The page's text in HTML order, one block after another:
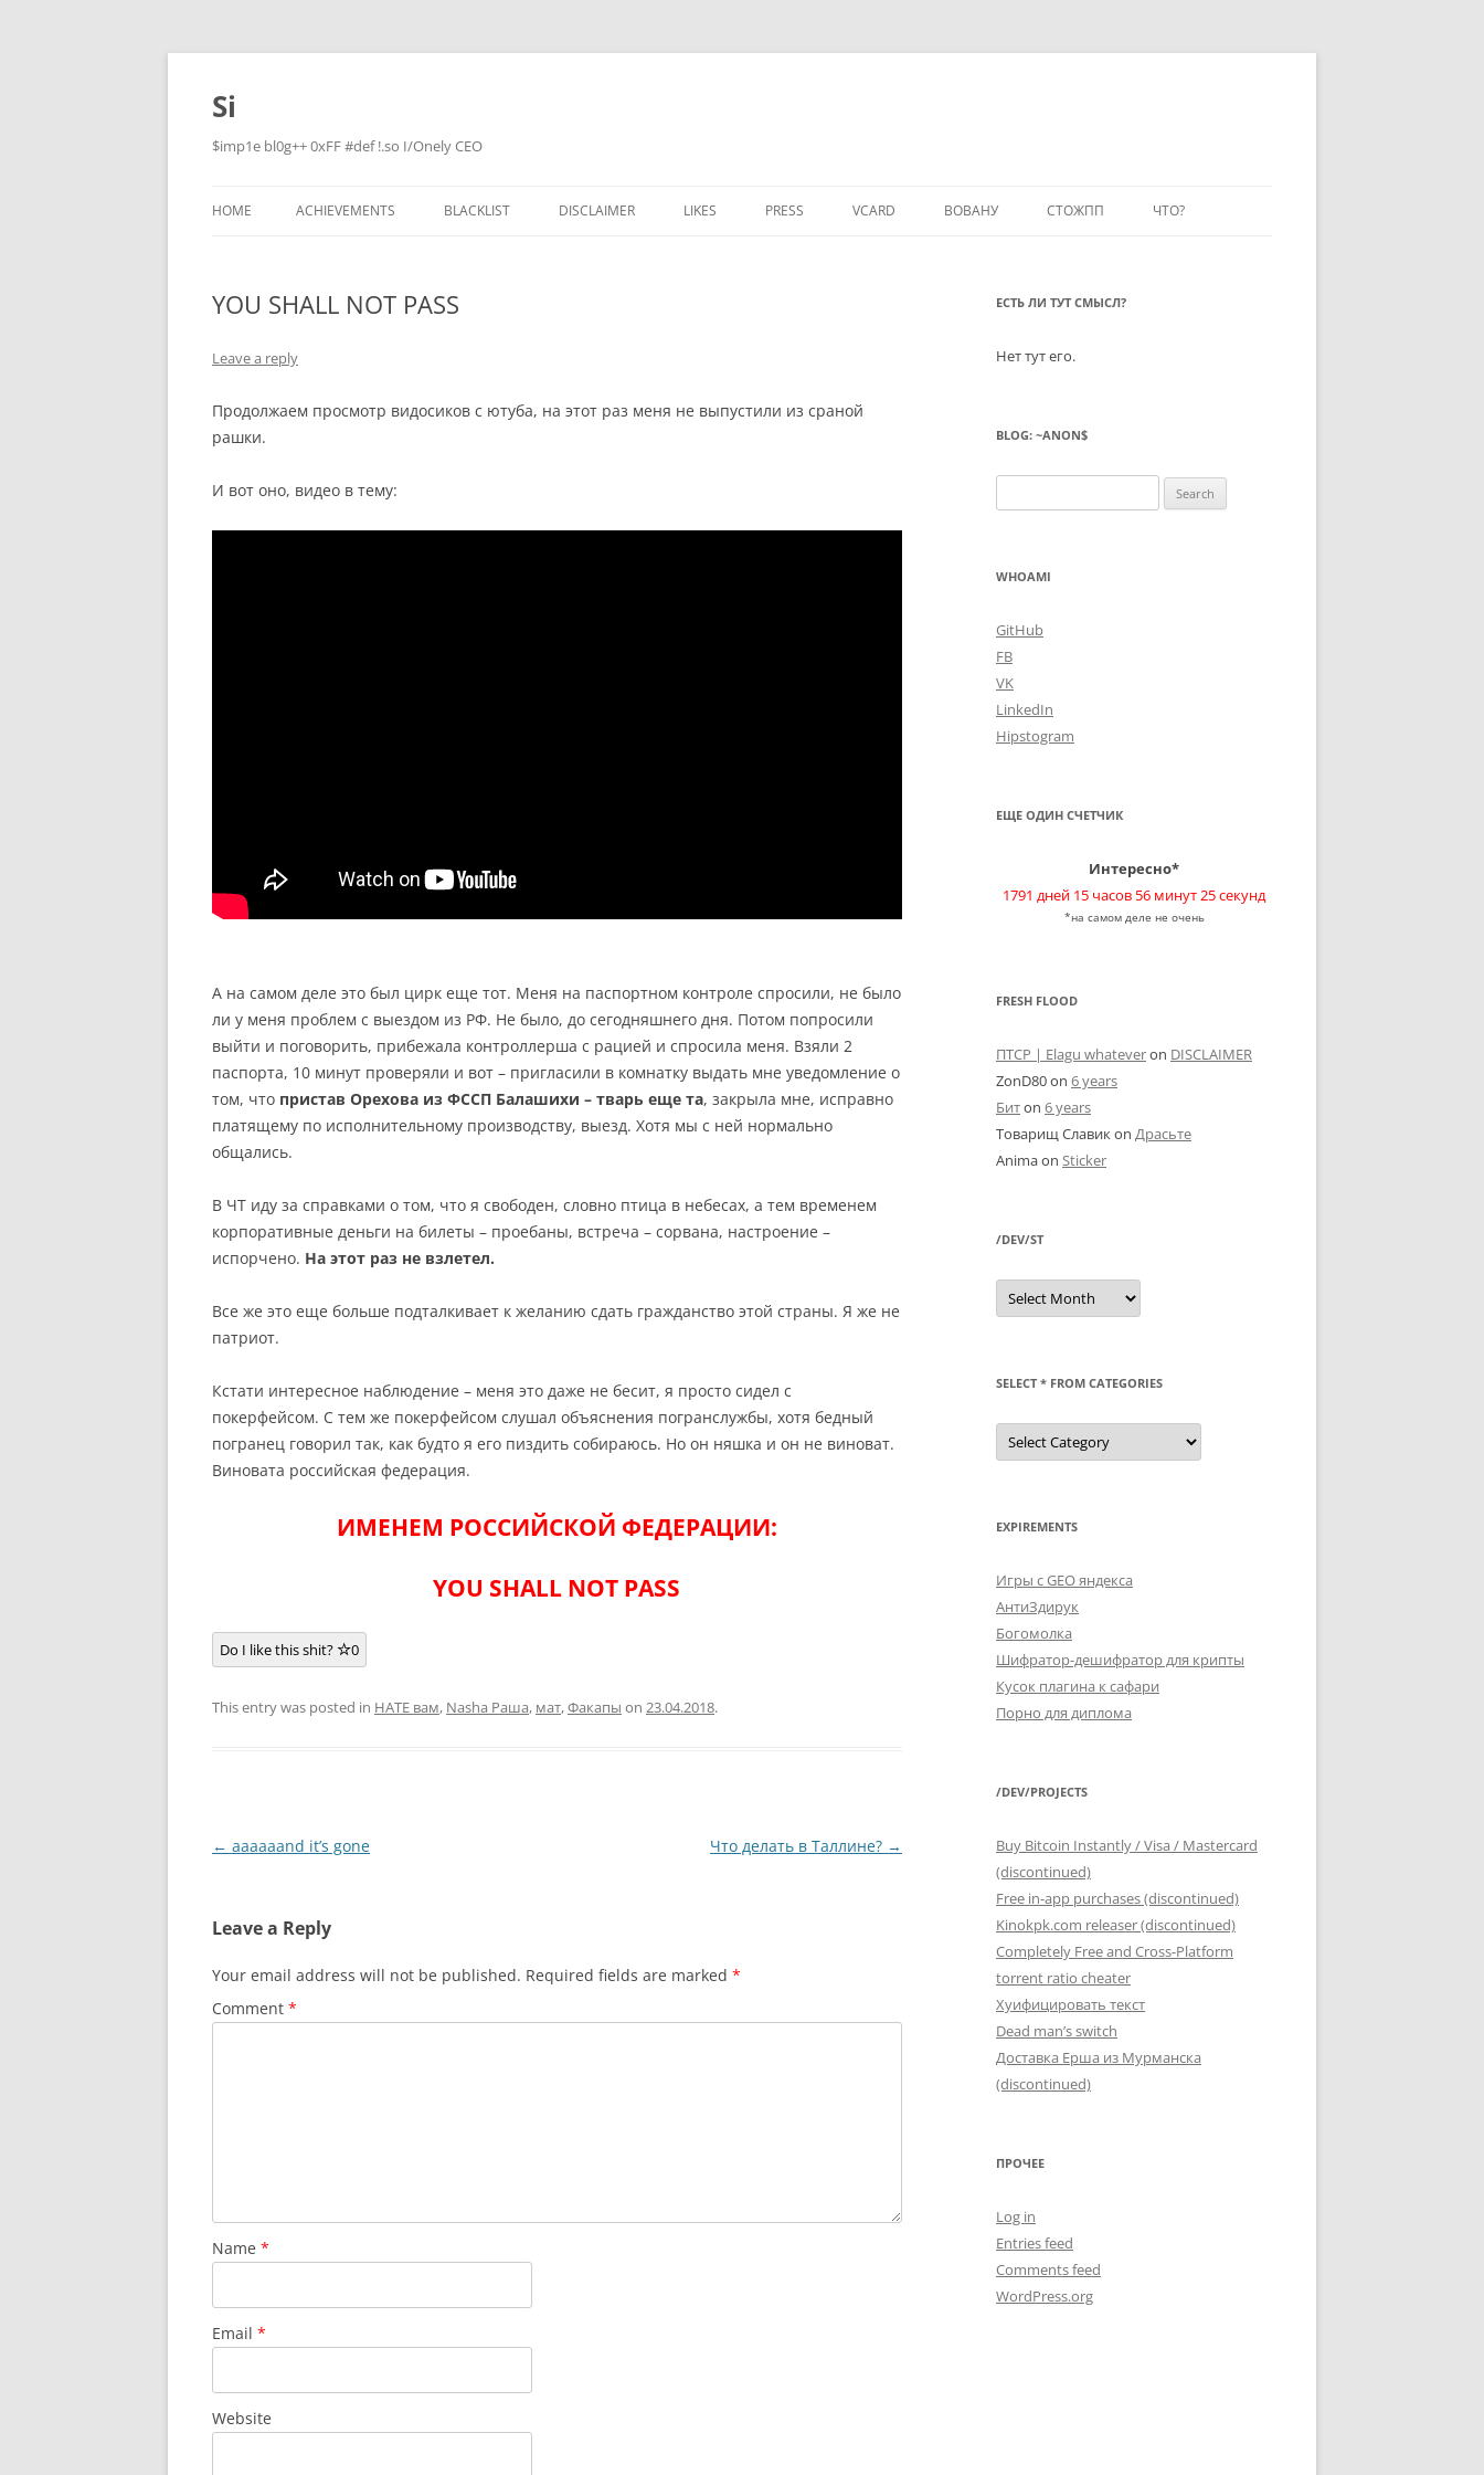
Skip
content
Si
$imp1e bl0g++ 0xFF #def !.so I/Onely CEO
HOME ACHIEVEMENTS BLACKLIST DISCLAIMER LIKES PRESS VCARD ВОВАНУ СТОЖПП ЧТО?
YOU SHALL NOT PASS
Leave a reply
Продолжаем просмотр видосиков с ютуба, на этот раз меня не выпустили из сраной
рашки.
И вот оно, видео в тему:
А на самом деле это был цирк еще тот. Меня на паспортном контроле спросили, не было
ли у меня проблем с выездом из РФ. Не было, до сегодняшнего дня. Потом попросили
выйти и поговорить, прибежала контроллерша с рацией и спросила меня. Взяли 2
паспорта, 10 минут проверяли и вот – пригласили в комнатку выдать мне уведомление о
том, что пристав Орехова из ФССП Балашихи – тварь еще та, закрыла мне, исправно
платящему по исполнительному производству, выезд. Хотя мы с ней нормально
общались.
В ЧТ иду за справками о том, что я свободен, словно птица в небесах, а тем временем
корпоративные деньги на билеты – проебаны, встреча – сорвана, настроение –
испорчено. На этот раз не взлетел.
Все же это еще больше подталкивает к желанию сдать гражданство этой страны. Я же не
патриот.
Кстати интересное наблюдение – меня это даже не бесит, я просто сидел с
покерфейсом. С тем же покерфейсом слушал объяснения погранслужбы, хотя бедный
погранец говорил так, как будто я его пиздить собираюсь. Но он няшка и он не виноват.
Виновата российская федерация.
ИМЕНЕМ РОССИЙСКОЙ ФЕДЕРАЦИИ:
YOU SHALL NOT PASS
Do I like this shit? 0
This entry was posted in HATE вам, Nasha Раша, мат,Факапы on 23.04.2018.
Post
← aaaaaand it’s gone Что делать в Таллине? →
Leave a Reply
Your email address will not be published. Required fields are marked *
Comment *
Name *
Email *
Website
ЕСТЬ ЛИ ТУТ СМЫСЛ?
Нет тут его.
BLOG: ~ANON$
for:
WHOAMI
GitHub
FB
VK
LinkedIn
Hipstogram
ЕЩЕ ОДИН СЧЕТЧИК
Интересно*
1791 дней 15 часов 56 минут 25 секунд
*на самом деле не очень
FRESH FLOOD
ПТСР | Elagu whateveron DISCLAIMER
ZonD80on 6 years
Битon 6 years
Товарищ Славикon Драсьте
Animaon Sticker
/DEV/ST
/dev/st
SELECT * FROM CATEGORIES
SELECT
FROM
EXPIREMENTS
Игры с GEO яндекса
АнтиЗдирук
Богомолка
Шифратор-дешифратор для крипты
Кусок плагина к сафари
Порно для диплома
/DEV/PROJECTS
Buy Bitcoin Instantly / Visa / Mastercard
(discontinued)
Free in-app purchases (discontinued)
Kinokpk.com releaser (discontinued)
Completely Free and Cross-Platform
torrent ratio cheater
Хуифицировать текст
Dead man’s switch
Доставка Ерша из Мурманска
(discontinued)
ПРОЧЕЕ
Log in
Entries feed
Comments feed
WordPress.org